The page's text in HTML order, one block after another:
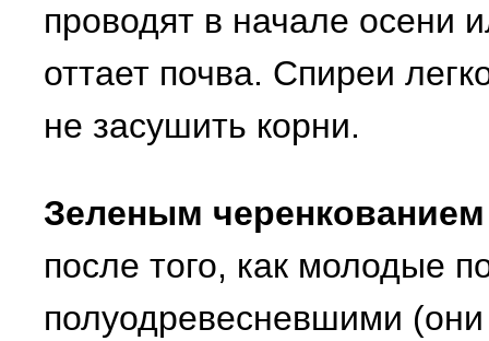
проводят в начале осени
оттает почва. Спиреи
не засушить корни.
Зеленым черенкованием
после того, как молодые
полуодревесневшими